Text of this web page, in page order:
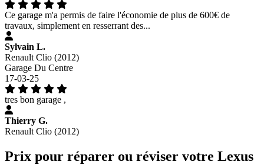
Ce garage m'a permis de faire l'économie de plus de 600€ de
travaux, simplement en resserrant des...
Sylvain L.
Renault Clio (2012)
Garage Du Centre
17-03-25
tres bon garage ,
Thierry G.
Renault Clio (2012)
Prix pour réparer ou réviser votre Lexus